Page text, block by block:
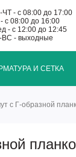
- с 08:00 до 17:00
с 08:00 до 16:00
- с 12:00 до 12:45
- выходные
И СЕТКА
с Г-образной